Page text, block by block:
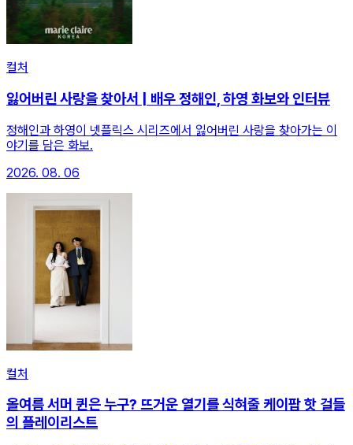
컬처
잃어버린 사랑을 찾아서 | 배우 정해인, 하영 화보와 인터뷰
정해인과 하영이 넷플릭스 시리즈에서 잃어버린 사랑을 찾아가는 이
야기를 담은 화보.
2026. 08. 06
컬처
올여름 서머 퀸은 누구? 뜨거운 열기를 식혀줄 케이팝 핫 걸들
의 플레이리스트